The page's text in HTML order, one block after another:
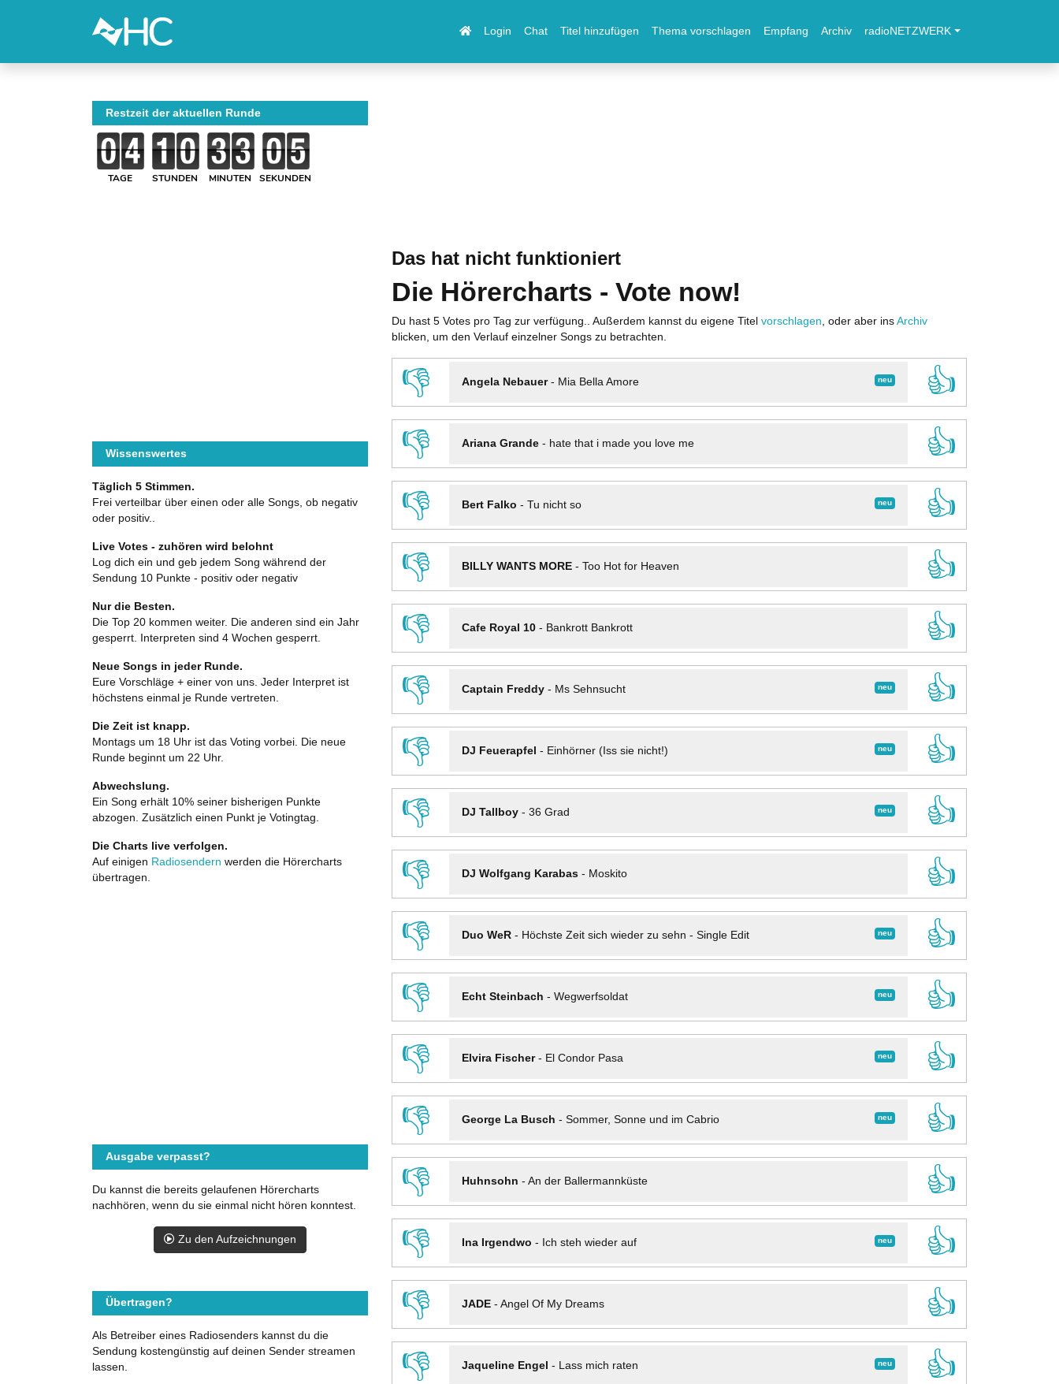
Login Chat Titel hinzufügen Thema vorschlagen Empfang Archiv radioNETZWERK
Das hat nicht funktioniert
Die Hörercharts - Vote now!
Du hast 5 Votes pro Tag zur verfügung.. Außerdem kannst du eigene Titel vorschlagen , oder aber ins Archiv
blicken, um den Verlauf einzelner Songs zu betrachten.
👎 neu
Angela Nebauer- Mia Bella Amore
👍
👎
Ariana Grande- hate that i made you love me
👍
👎
neu
Bert Falko - Tu nicht so
👍
👎
BILLY WANTS MORE- Too Hot for Heaven
👍
👎
Cafe Royal 10- Bankrott Bankrott
👍
👎
neu
Captain Freddy- Ms Sehnsucht
👍
👎
neu
DJ Feuerapfel - Einhörner (Iss sie nicht!)
👍
👎
neu
DJ Tallboy- 36 Grad
👍
👎
DJ Wolfgang Karabas- Moskito
👍
👎
neu
Duo WeR- Höchste Zeit sich wieder zu sehn - Single Edit
👍
👎
neu
Echt Steinbach - Wegwerfsoldat
👍
👎
neu
Elvira Fischer- El Condor Pasa
👍
👎
neu
George La Busch - Sommer, Sonne und im Cabrio
👍
👎
Huhnsohn - An der Ballermannküste
👍
👎
neu
Ina Irgendwo - Ich steh wieder auf
👍
👎
JADE- Angel Of My Dreams
👍
👎
neu
Jaqueline Engel - Lass mich raten
👍
Restzeit der aktuellen Runde
TAGE STUNDEN MINUTEN SEKUNDEN
Wissenswertes
Täglich 5 Stimmen.
Frei verteilbar über einen oder alle Songs, ob negativ
oder positiv..
Live Votes - zuhören wird belohnt
Log dich ein und geb jedem Song während der
Sendung 10 Punkte - positiv oder negativ
Nur die Besten.
Die Top 20 kommen weiter. Die anderen sind ein Jahr
gesperrt. Interpreten sind 4 Wochen gesperrt.
Neue Songs in jeder Runde.
Eure Vorschläge + einer von uns. Jeder Interpret ist
höchstens einmal je Runde vertreten.
Die Zeit ist knapp.
Montags um 18 Uhr ist das Voting vorbei. Die neue
Runde beginnt um 22 Uhr.
Abwechslung.
Ein Song erhält 10% seiner bisherigen Punkte
abzogen. Zusätzlich einen Punkt je Votingtag.
Die Charts live verfolgen.
Auf einigen Radiosendern werden die Hörercharts
übertragen.
Ausgabe verpasst?
Du kannst die bereits gelaufenen Hörercharts
nachhören, wenn du sie einmal nicht hören konntest.
Zu den Aufzeichnungen
Übertragen?
Als Betreiber eines Radiosenders kannst du die
Sendung kostengünstig auf deinen Sender streamen
lassen.